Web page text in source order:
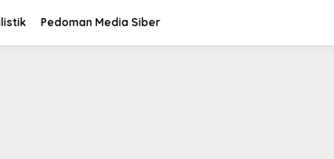
Pedoman Media Siber